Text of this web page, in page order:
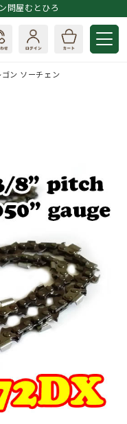
問屋むとひろ
ゴン ソーチェン